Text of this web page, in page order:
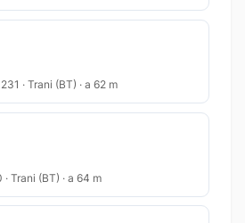
· Trani (BT) · a 62 m
Trani (BT) · a 64 m